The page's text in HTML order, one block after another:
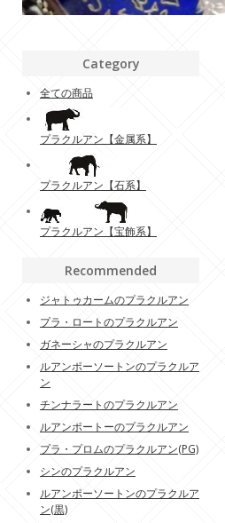
Category
全ての商品
プラクルアン【金属系】
プラクルアン【石系】
プラクルアン【宝飾系】
Recommended
ジャトゥカームのプラクルアン
プラ・ロートのプラクルアン
ガネーシャのプラクルアン
ルアンポーソートンのプラクルア
ン
チンナラートのプラクルアン
ルアンポートーのプラクルアン
プラ・プロムのプラクルアン(PG)
シンのプラクルアン
ルアンポーソートンのプラクルア
ン(黒)